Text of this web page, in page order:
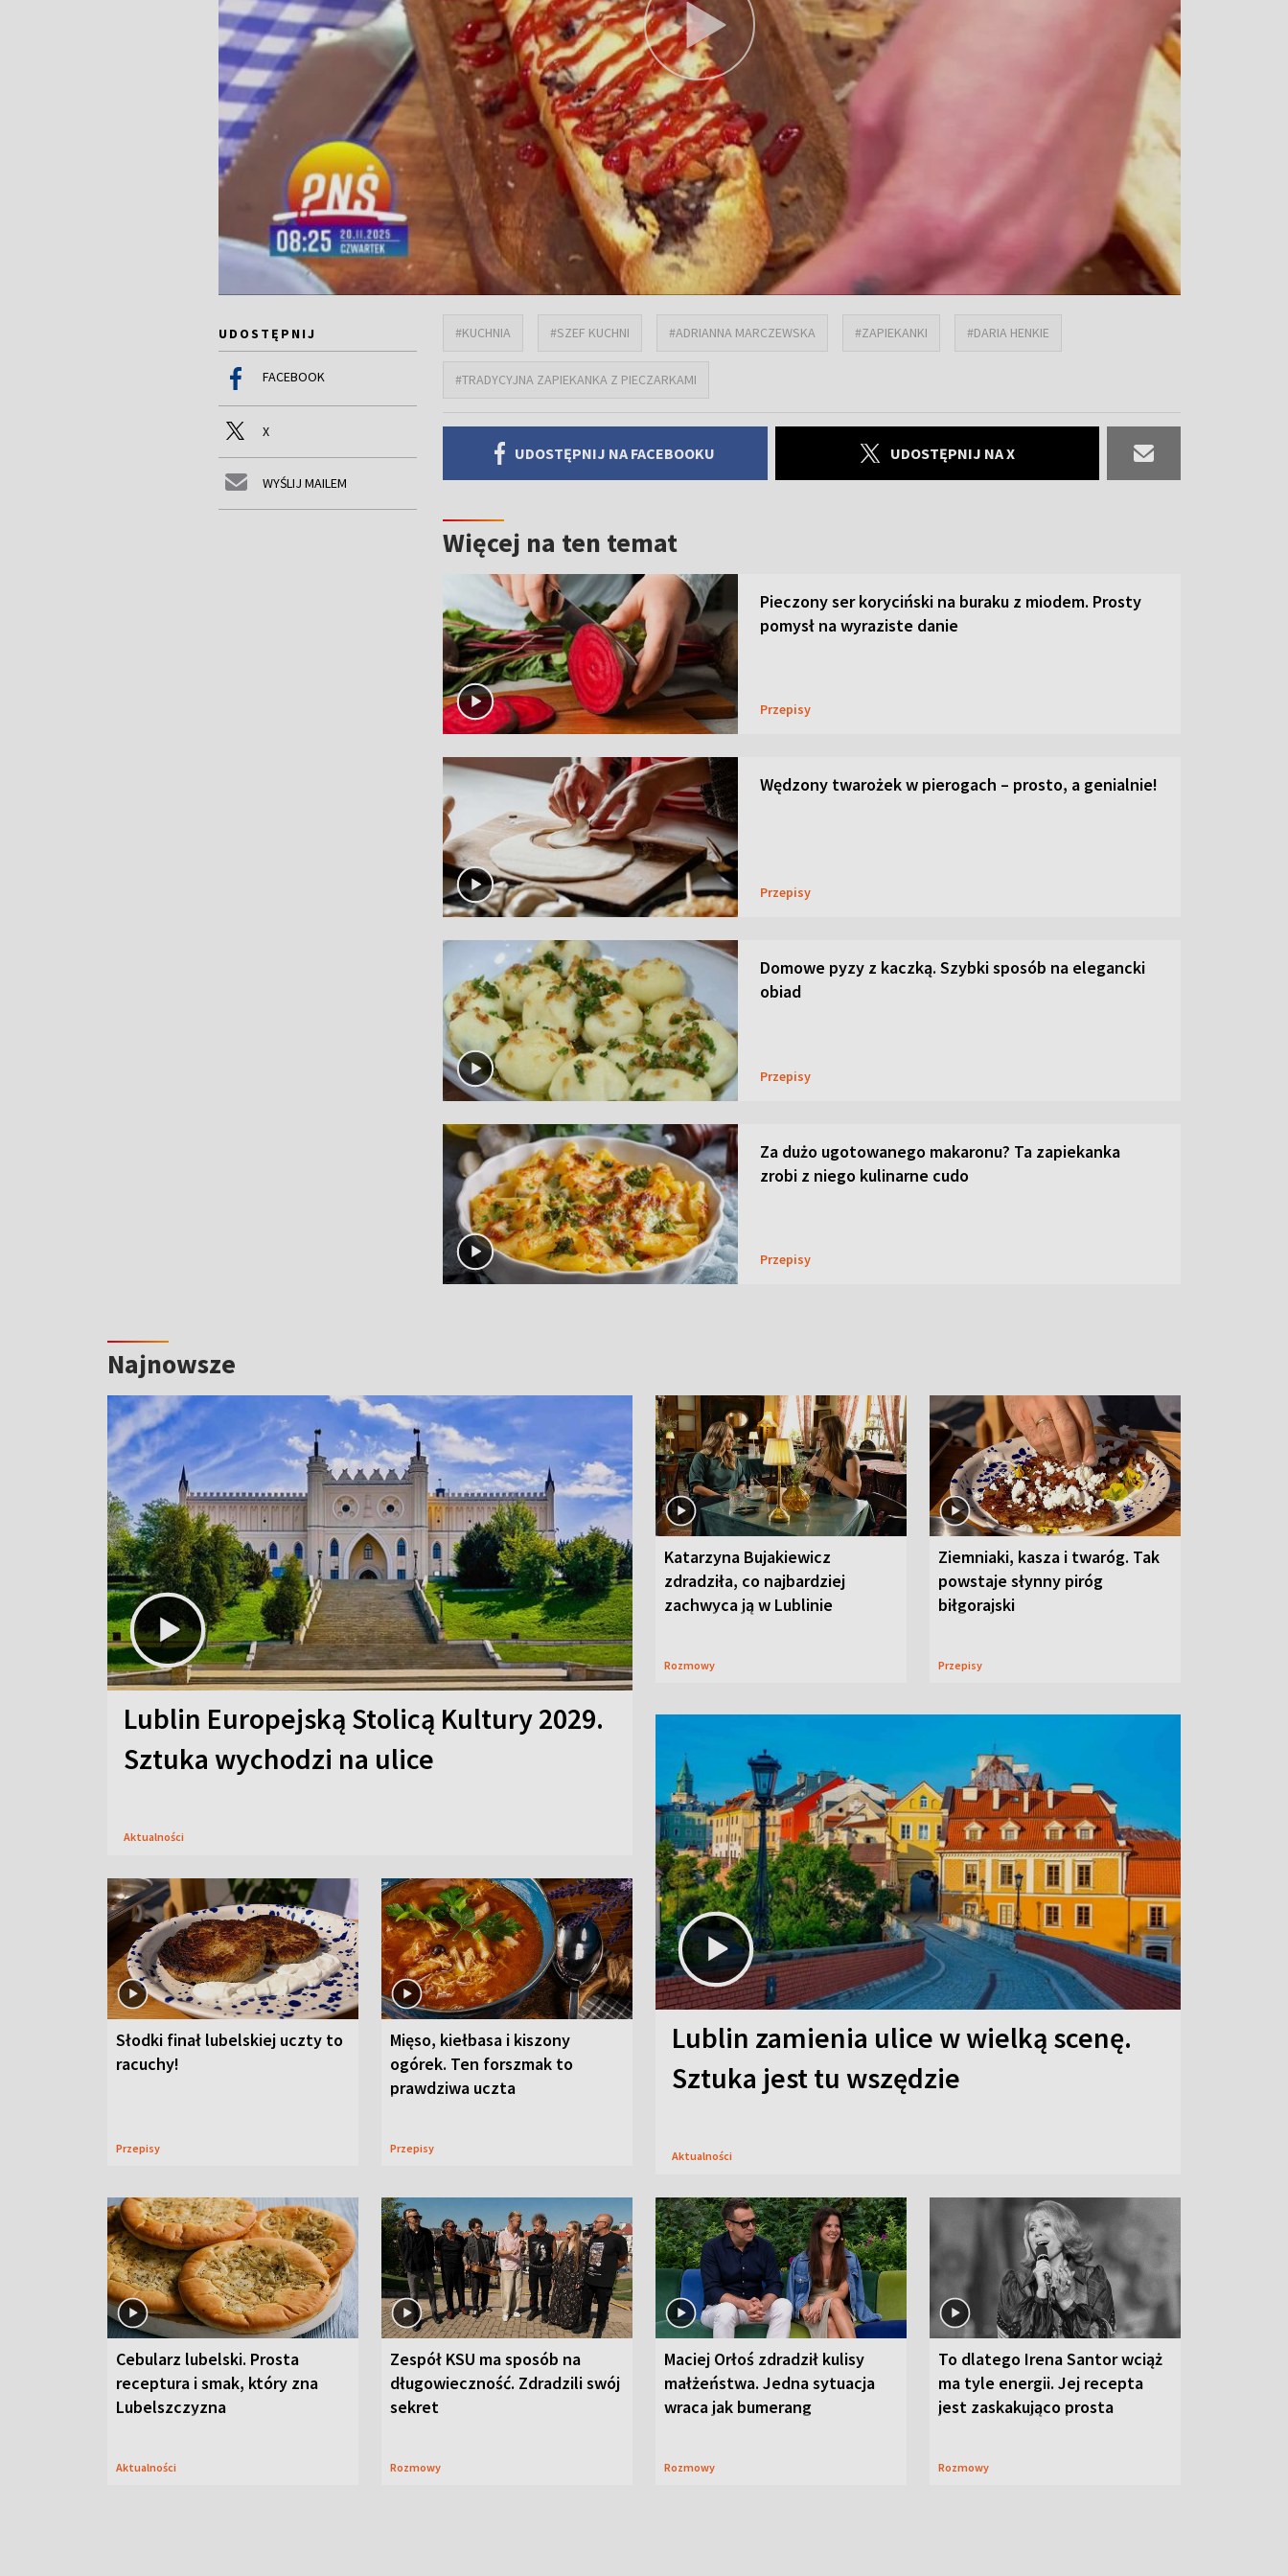
UDOSTĘPNIJ
FACEBOOK
X
WYŚLIJ MAILEM
#KUCHNIA #SZEF KUCHNI #ADRIANNA MARCZEWSKA #ZAPIEKANKI #DARIA HENKIE
#TRADYCYJNA ZAPIEKANKA Z PIECZARKAMI
UDOSTĘPNIJ NA FACEBOOKU UDOSTĘPNIJ NA X
Więcej na ten temat
Pieczony ser koryciński na buraku z miodem. Prosty
pomysł na wyraziste danie
Przepisy
Wędzony twarożek w pierogach – prosto, a genialnie!
Przepisy
Domowe pyzy z kaczką. Szybki sposób na elegancki
obiad
Przepisy
Za dużo ugotowanego makaronu? Ta zapiekanka
zrobi z niego kulinarne cudo
Przepisy
Najnowsze
Lublin Europejską Stolicą Kultury 2029.
Sztuka wychodzi na ulice
Aktualności
Katarzyna Bujakiewicz
zdradziła, co najbardziej
zachwyca ją w Lublinie
Rozmowy
Ziemniaki, kasza i twaróg. Tak
powstaje słynny piróg
biłgorajski
Przepisy
Słodki finał lubelskiej uczty to
racuchy!
Przepisy
Mięso, kiełbasa i kiszony
ogórek. Ten forszmak to
prawdziwa uczta
Przepisy
Lublin zamienia ulice w wielką scenę.
Sztuka jest tu wszędzie
Aktualności
Cebularz lubelski. Prosta
receptura i smak, który zna
Lubelszczyzna
Aktualności
Zespół KSU ma sposób na
długowieczność. Zdradzili swój
sekret
Rozmowy
Maciej Orłoś zdradził kulisy
małżeństwa. Jedna sytuacja
wraca jak bumerang
Rozmowy
To dlatego Irena Santor wciąż
ma tyle energii. Jej recepta
jest zaskakująco prosta
Rozmowy